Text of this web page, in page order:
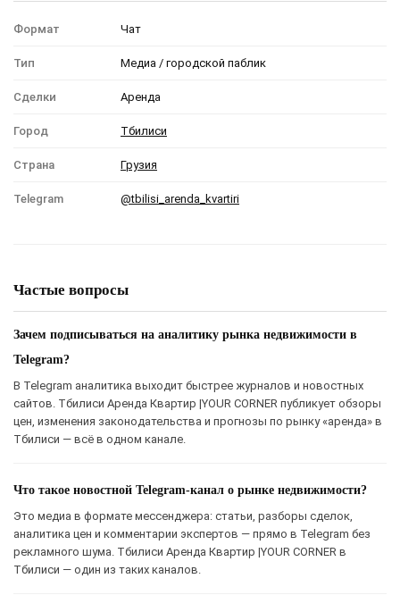
Формат Чат
Тип Медиа / городской паблик
Сделки Аренда
Город Тбилиси
Страна Грузия
Telegram @tbilisi_arenda_kvartiri
Частые вопросы
Зачем подписываться на аналитику рынка недвижимости в
Telegram?
В Telegram аналитика выходит быстрее журналов и новостных
сайтов. Тбилиси Аренда Квартир |YOUR CORNER публикует обзоры
цен, изменения законодательства и прогнозы по рынку «аренда» в
Тбилиси — всё в одном канале.
Что такое новостной Telegram-канал о рынке недвижимости?
Это медиа в формате мессенджера: статьи, разборы сделок,
аналитика цен и комментарии экспертов — прямо в Telegram без
рекламного шума. Тбилиси Аренда Квартир |YOUR CORNER в
Тбилиси — один из таких каналов.